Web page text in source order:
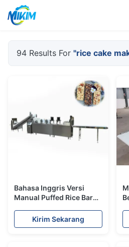
94 Results For "rice cake
Bahasa Inggris Versi
Manual Puffed Rice Bar
sarapan bar membuat
peralatan
Kirim Sekarang